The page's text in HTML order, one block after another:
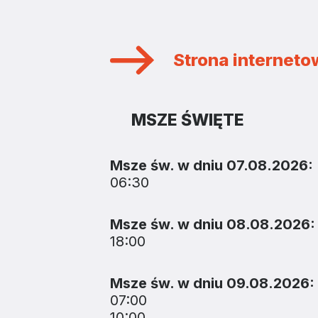
Strona
MSZE ŚWIĘTE
Msze św. w dniu 07.08.2026:
06:30
Msze św. w dniu 08.08.2026:
18:00
Msze św. w dniu 09.08.2026:
07:00